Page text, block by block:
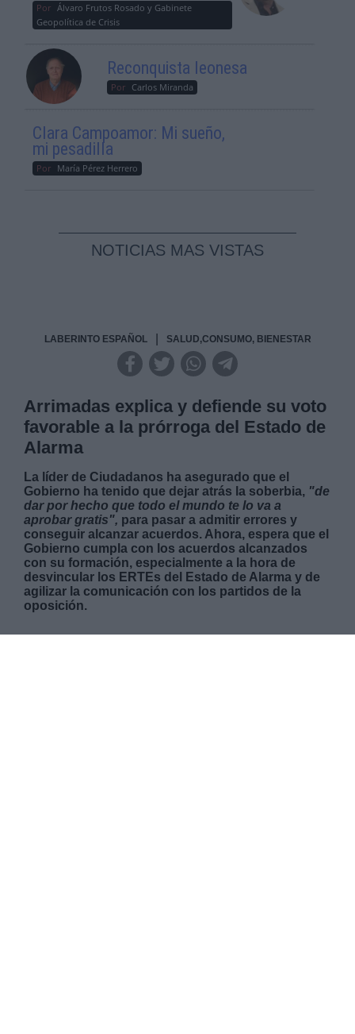
Por Álvaro Frutos Rosado y Gabinete
Geopolítica de Crisis
Reconquista leonesa
Por Carlos Miranda
Clara Campoamor: Mi sueño,
mi pesadilla
Por María Pérez Herrero
NOTICIAS MAS VISTAS
LABERINTO ESPAÑOL SALUD,CONSUMO, BIENESTAR
Arrimadas explica y defiende su voto
favorable a la prórroga del Estado de
Alarma
La líder de Ciudadanos ha asegurado que el
Gobierno ha tenido que dejar atrás la soberbia, "de
dar por hecho que todo el mundo te lo va a
aprobar gratis", para pasar a admitir errores y
conseguir alcanzar acuerdos. Ahora, espera que el
Gobierno cumpla con los acuerdos alcanzados
con su formación, especialmente a la hora de
desvincular los ERTEs del Estado de Alarma y de
agilizar la comunicación con los partidos de la
oposición.